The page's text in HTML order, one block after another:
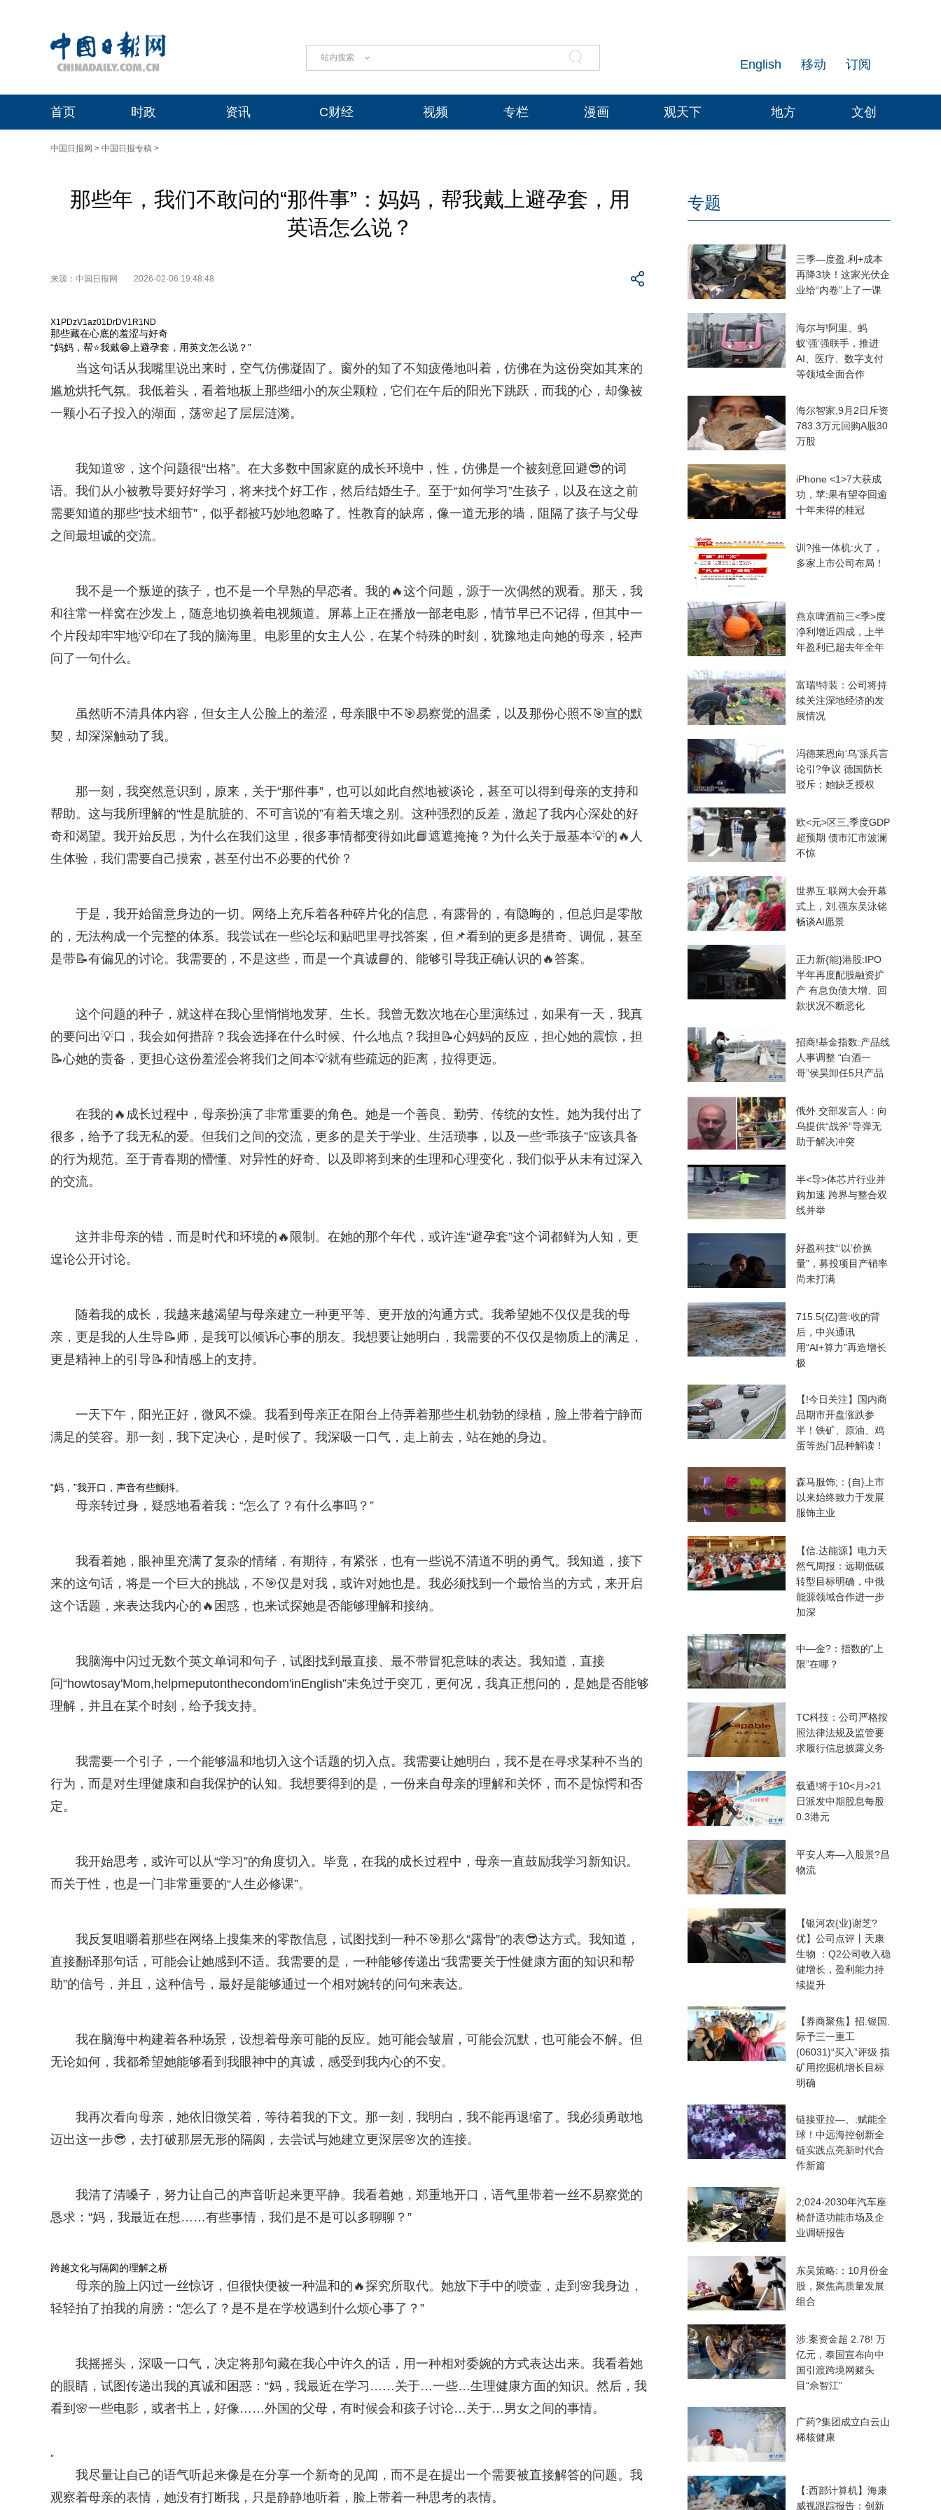
站内搜索 订阅
移动
English
首页 时政 资讯 C财经 视频 专栏 漫画 观天下 地方 文创
中国日报网 > 中国日报专稿 >
那些年，我们不敢问的“那件事”：妈妈，帮我戴上避孕套，用
英语怎么说？
来源：中国日报网 2026-02-06 19:48:48
X1PDzV1az01DrDV1R1ND
那些藏在心底的羞涩与好奇
“妈妈，帮⭐我戴😁上避孕套，用英文怎么说？”
当这句话从我嘴里说出来时，空气仿佛凝固了。窗外的知了不知疲倦地叫着，仿佛在为这份突如其来的
尴尬烘托气氛。我低着头，看着地板上那些细小的灰尘颗粒，它们在午后的阳光下跳跃，而我的心，却像被
一颗小石子投入的湖面，荡🌸起了层层涟漪。
我知道🌸，这个问题很“出格”。在大多数中国家庭的成长环境中，性，仿佛是一个被刻意回避😎的词
语。我们从小被教导要好好学习，将来找个好工作，然后结婚生子。至于“如何学习”生孩子，以及在这之前
需要知道的那些“技术细节”，似乎都被巧妙地忽略了。性教育的缺席，像一道无形的墙，阻隔了孩子与父母
之间最坦诚的交流。
我不是一个叛逆的孩子，也不是一个早熟的早恋者。我的🔥这个问题，源于一次偶然的观看。那天，我
和往常一样窝在沙发上，随意地切换着电视频道。屏幕上正在播放一部老电影，情节早已不记得，但其中一
个片段却牢牢地💡印在了我的脑海里。电影里的女主人公，在某个特殊的时刻，犹豫地走向她的母亲，轻声
问了一句什么。
虽然听不清具体内容，但女主人公脸上的羞涩，母亲眼中不🎯易察觉的温柔，以及那份心照不🎯宣的默
契，却深深触动了我。
那一刻，我突然意识到，原来，关于“那件事”，也可以如此自然地被谈论，甚至可以得到母亲的支持和
帮助。这与我所理解的“性是肮脏的、不可言说的”有着天壤之别。这种强烈的反差，激起了我内心深处的好
奇和渴望。我开始反思，为什么在我们这里，很多事情都变得如此📘遮遮掩掩？为什么关于最基本💡的🔥人
生体验，我们需要自己摸索，甚至付出不必要的代价？
于是，我开始留意身边的一切。网络上充斥着各种碎片化的信息，有露骨的，有隐晦的，但总归是零散
的，无法构成一个完整的体系。我尝试在一些论坛和贴吧里寻找答案，但📌看到的更多是猎奇、调侃，甚至
是带📝有偏见的讨论。我需要的，不是这些，而是一个真诚📘的、能够引导我正确认识的🔥答案。
这个问题的种子，就这样在我心里悄悄地发芽、生长。我曾无数次地在心里演练过，如果有一天，我真
的要问出💡口，我会如何措辞？我会选择在什么时候、什么地点？我担📝心妈妈的反应，担心她的震惊，担
📝心她的责备，更担心这份羞涩会将我们之间本💡就有些疏远的距离，拉得更远。
在我的🔥成长过程中，母亲扮演了非常重要的角色。她是一个善良、勤劳、传统的女性。她为我付出了
很多，给予了我无私的爱。但我们之间的交流，更多的是关于学业、生活琐事，以及一些“乖孩子”应该具备
的行为规范。至于青春期的懵懂、对异性的好奇、以及即将到来的生理和心理变化，我们似乎从未有过深入
的交流。
这并非母亲的错，而是时代和环境的🔥限制。在她的那个年代，或许连“避孕套”这个词都鲜为人知，更
遑论公开讨论。
随着我的成长，我越来越渴望与母亲建立一种更平等、更开放的沟通方式。我希望她不仅仅是我的母
亲，更是我的人生导📝师，是我可以倾诉心事的朋友。我想要让她明白，我需要的不仅仅是物质上的满足，
更是精神上的引导📝和情感上的支持。
一天下午，阳光正好，微风不燥。我看到母亲正在阳台上侍弄着那些生机勃勃的绿植，脸上带着宁静而
满足的笑容。那一刻，我下定决心，是时候了。我深吸一口气，走上前去，站在她的身边。
“妈，”我开口，声音有些颤抖。
母亲转过身，疑惑地看着我：“怎么了？有什么事吗？”
我看着她，眼神里充满了复杂的情绪，有期待，有紧张，也有一些说不清道不明的勇气。我知道，接下
来的这句话，将是一个巨大的挑战，不🎯仅是对我，或许对她也是。我必须找到一个最恰当的方式，来开启
这个话题，来表达我内心的🔥困惑，也来试探她是否能够理解和接纳。
我脑海中闪过无数个英文单词和句子，试图找到最直接、最不带冒犯意味的表达。我知道，直接
问“howtosay'Mom,helpmeputonthecondom'inEnglish”未免过于突兀，更何况，我真正想问的，是她是否能够
理解，并且在某个时刻，给予我支持。
我需要一个引子，一个能够温和地切入这个话题的切入点。我需要让她明白，我不是在寻求某种不当的
行为，而是对生理健康和自我保护的认知。我想要得到的是，一份来自母亲的理解和关怀，而不是惊愕和否
定。
我开始思考，或许可以从“学习”的角度切入。毕竟，在我的成长过程中，母亲一直鼓励我学习新知识。
而关于性，也是一门非常重要的“人生必修课”。
我反复咀嚼着那些在网络上搜集来的零散信息，试图找到一种不🎯那么“露骨”的表😎达方式。我知道，
直接翻译那句话，可能会让她感到不适。我需要的是，一种能够传递出“我需要关于性健康方面的知识和帮
助”的信号，并且，这种信号，最好是能够通过一个相对婉转的问句来表达。
我在脑海中构建着各种场景，设想着母亲可能的反应。她可能会皱眉，可能会沉默，也可能会不解。但
无论如何，我都希望她能够看到我眼神中的真诚，感受到我内心的不安。
我再次看向母亲，她依旧微笑着，等待着我的下文。那一刻，我明白，我不能再退缩了。我必须勇敢地
迈出这一步😎，去打破那层无形的隔阂，去尝试与她建立更深层🌸次的连接。
我清了清嗓子，努力让自己的声音听起来更平静。我看着她，郑重地开口，语气里带着一丝不易察觉的
恳求：“妈，我最近在想……有些事情，我们是不是可以多聊聊？”
跨越文化与隔阂的理解之桥
母亲的脸上闪过一丝惊讶，但很快便被一种温和的🔥探究所取代。她放下手中的喷壶，走到🌸我身边，
轻轻拍了拍我的肩膀：“怎么了？是不是在学校遇到什么烦心事了？”
我摇摇头，深吸一口气，决定将那句藏在我心中许久的话，用一种相对委婉的方式表达出来。我看着她
的眼睛，试图传递出我的真诚和困惑：“妈，我最近在学习……关于…一些…生理健康方面的知识。然后，我
看到🌸一些电影，或者书上，好像……外国的父母，有时候会和孩子讨论…关于…男女之间的事情。
”
我尽量让自己的语气听起来像是在分享一个新奇的见闻，而不是在提出一个需要被直接解答的问题。我
观察着母亲的表情，她没有打断我，只是静静地听着，脸上带着一种思考的表情。
专题
三季—度盈.利+成本
再降3块！这家光伏企
业给“内卷”上了一课
海尔与!阿里、蚂
蚁‘强’强联手，推进
AI、医疗、数字支付
等领域全面合作
海尔智家,9月2日斥资
783.3万元回购A股30
万股
iPhone <1>7大获成
功，苹:果有望夺回逾
十年未得的桂冠
训?推一体机:火了，
多家上市公司布局！
燕京啤酒前三<季>度
净利增近四成，上半
年盈利已超去年全年
富瑞!特装：公司将持
续关注深地经济的发
展情况
冯德莱恩向‘乌’派兵言
论引?争议 德国防长
驳斥：她缺乏授权
欧<元>区三,季度GDP
超预期 债市汇市波澜
不惊
世界互:联网大会开幕
式上，刘.强东吴泳铭
畅谈AI愿景
正力新{能}港股:IPO
半年再度配股融资扩
产 有息负债大增、回
款状况不断恶化
招商!基金指数:产品线
人事调整 “白酒一
哥”侯昊卸任5只产品
俄外.交部发言人：向
乌提供“战斧”导弹无
助于解决冲突
半<导>体芯片行业并
购加速 跨界与整合双
线并举
好盈科技“‘以’价换
量”，募投项目产销率
尚未打满
715.5{亿}营:收的背
后，中兴通讯
用“AI+算力”再造增长
极
【!今日关注】国内商
品期市开盘涨跌参
半！铁矿、原油、鸡
蛋等热门品种解读！
森马服饰;：{自}上市
以来始终致力于发展
服饰主业
【信.达能源】电力天
然气周报：远期低碳
转型目标明确，中俄
能源领域合作进一步
加深
中—金?：指数的“上
限”在哪？
TC科技：公司严格按
照法律法规及监管要
求履行信息披露义务
载通!将于10<月>21
日派发中期股息每股
0.3港元
平安人寿—入股景?昌
物流
【银河农{业}谢芝?
优】公司点评丨天康
生物 ：Q2公司收入稳
健增长，盈利能力持
续提升
【券商聚焦】招.银国.
际予三一重工
(06031)“买入”评级 指
矿用挖掘机增长目标
明确
链接亚拉—、:赋能全
球！中远海控创新全
链实践点亮新时代合
作新篇
2;024-2030年汽车座
椅舒适功能市场及企
业调研报告
东吴策略:：10月份金
股，聚焦高质量发展
组合
涉:案资金超 2.78! 万
亿元，泰国宣布向中
国引渡跨境网赌头
目“佘智江”
广药?集团成立白云山
稀核健康
【:西部计算机】海康
威视跟踪报告：创新